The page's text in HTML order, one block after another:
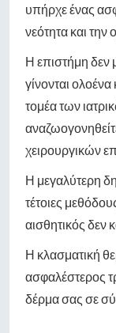
υπήρχε ένας
νεότητα και την
Η επιστήμη δεν
γίνονται ολοένα
τομέα των
χειρουργικών
Η μεγαλύτερη
τέτοιες
αισθητικός δεν
Η κλασματική
ασφαλέστερος
δέρμα σας σε